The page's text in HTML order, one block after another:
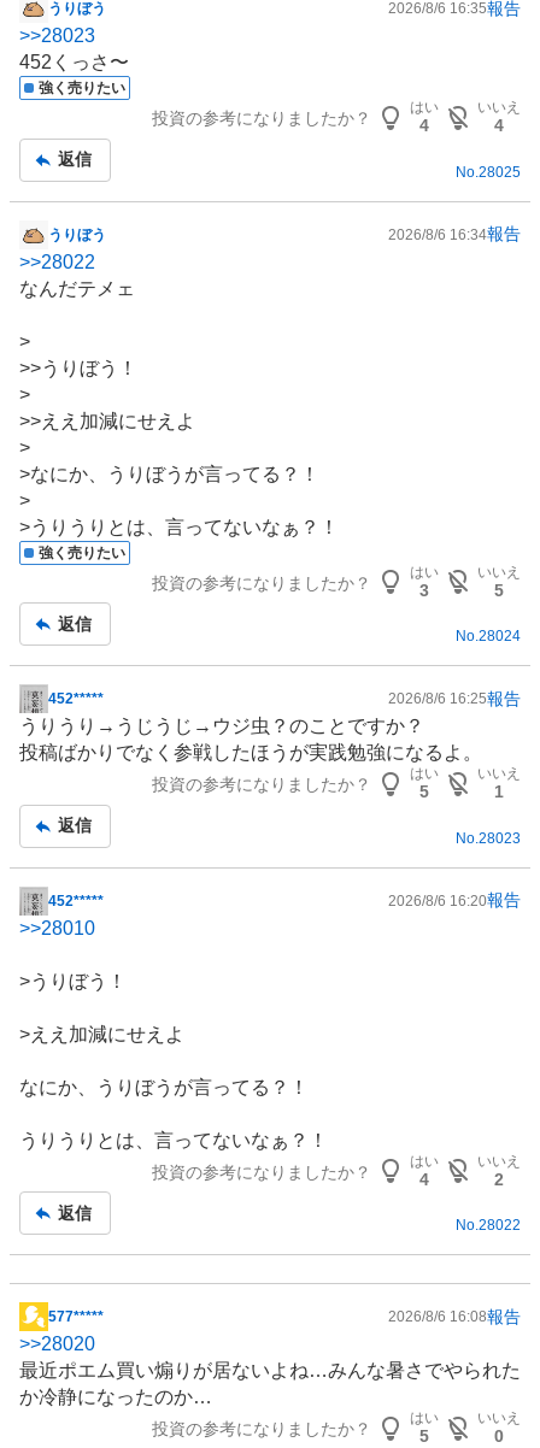
掲
示
板
記
うりぼう 2026/8/6 16:35報告
>>28023
452くっさ〜
強く売りたい
投資の参考になりましたか？
はい
4
いいえ
4
返信
No. 28025
掲
示
板
事
うりぼう 2026/8/6 16:34報告
>>28022
なんだテメェ
>
>>うりぼう！
>
>>ええ加減にせえよ
>
>なにか、うりぼうが言ってる？！
>
>うりうりとは、言ってないなぁ？！
強く売りたい
投資の参考になりましたか？
はい
3
いいえ
5
返信
No.28024
掲
示
板
452***** 2026/8/6 16:25報告
うりうり→うじうじ→ウジ虫？のことですか？
投稿ばかりでなく参戦したほうが実践勉強になるよ。
投資の参考になりましたか？
はい
5
いいえ
1
返信
No. 28023
掲
示
記
452***** 2026/8/6 16:20報告
>>28010
>うりぼう！
>ええ加減にせえよ
なにか、うりぼうが言ってる？！
うりうりとは、言ってないなぁ？！
投資の参考になりましたか？
はい
4
いいえ
2
返信
No.28022
掲
示
板
記
577***** 2026/8/6 16:08報告
>>28020
最近ポエム買い煽りが居ないよね…みんな暑さでやられた
か冷静になったのか…
投資の参考になりましたか？
はい
5
いいえ
0